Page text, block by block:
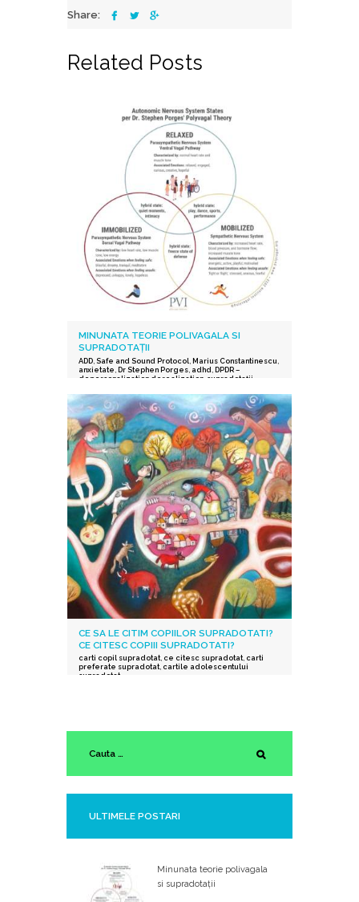
Share:
Related Posts
MINUNATA TEORIE POLIVAGALA SI
SUPRADOTAȚII
ADD, Safe and Sound Protocol Marius Constantinescu
anxietate Dr Stephen Porges, adhd DPDR –
depersonalization derealization, supradotații.
supraexcitabilitate supradotati,Protocolul Safe and
Sound
,procesarea senzorială și auditorie
supradotati, Editura Herald ,teoria polivagala,
Vindecare in ritmul tau,TSA
CE SA LE CITIM COPIILOR SUPRADOTATI?
CE CITESC COPIII SUPRADOTATI?
carti copil supradotat, ce citesc supradotat, carti
preferate supradotat, cartile adolescentului
supradotat
ULTIMELE POSTARI
Minunata teorie polivagala
si supradotații